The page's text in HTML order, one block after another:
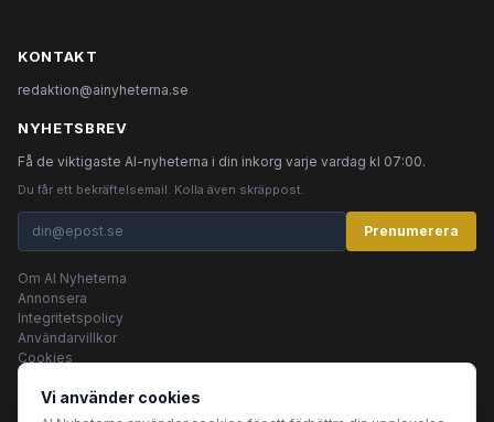
KONTAKT
redaktion@ainyheterna.se
NYHETSBREV
Få de viktigaste AI-nyheterna i din inkorg varje vardag kl 07:00.
Du får ett bekräftelsemail. Kolla även skräppost.
Prenumerera
Om AI Nyheterna
Annonsera
Integritetspolicy
Användarvillkor
Cookies
Vi använder cookies